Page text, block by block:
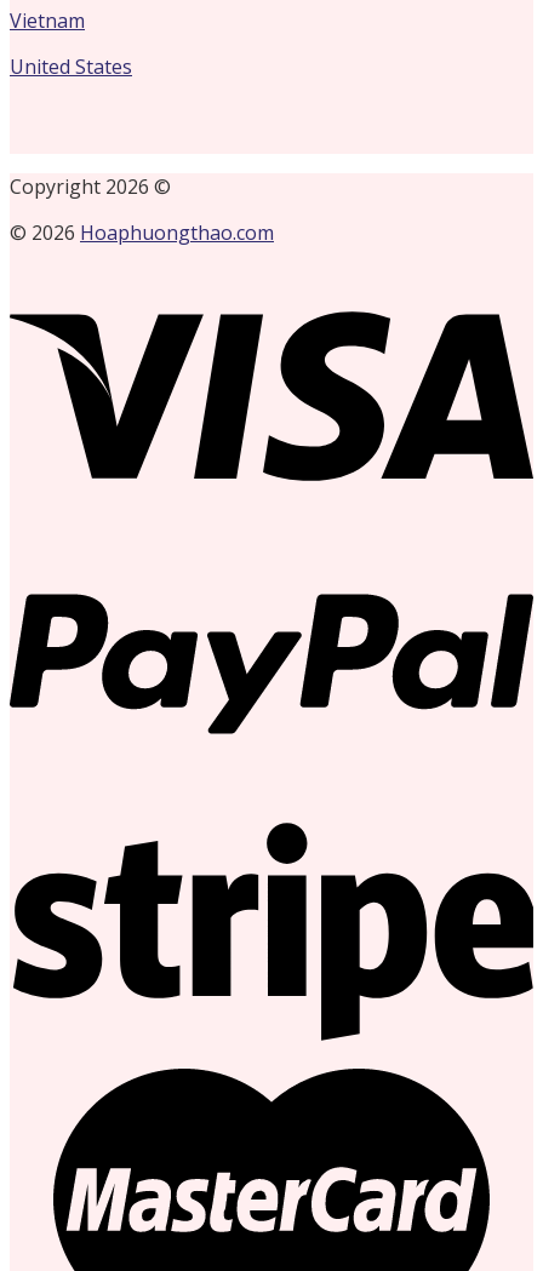
Vietnam
United States
Copyright 2026 ©
© 2026 Hoaphuongthao.com